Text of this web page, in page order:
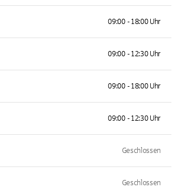
09:00 - 18:00 Uhr
09:00 - 12:30 Uhr
09:00 - 18:00 Uhr
09:00 - 12:30 Uhr
Geschlossen
Geschlossen